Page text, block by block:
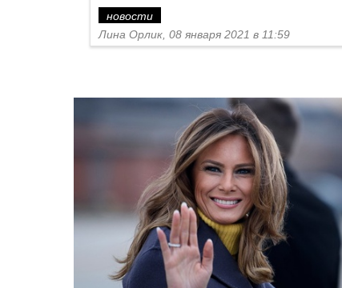
новости
Лина Орлик, 08 января 2021 в 11:59